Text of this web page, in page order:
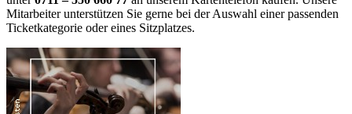
Mitarbeiter unterstützen Sie gerne bei der Auswahl einer passenden
Ticketkategorie oder eines Sitzplatzes.